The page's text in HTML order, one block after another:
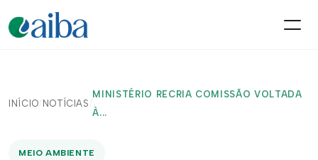
INÍCIO/ NOTÍCIAS /
MINISTÉRIO RECRIA COMISSÃO VOLTADA
À...
MEIO AMBIENTE